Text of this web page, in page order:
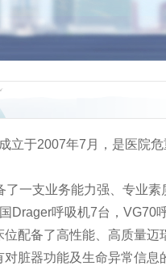
立于2007年7月，是医院
了一支业务能力强、专业
Drager呼吸机7台，
配备了高性能、高质量
脏器功能及生命异常信